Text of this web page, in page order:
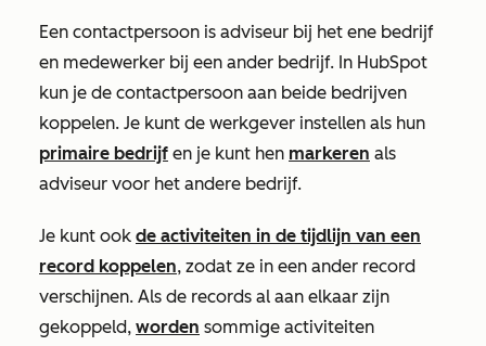
Een contactpersoon is adviseur bij het ene bedrijf
en medewerker bij een ander bedrijf. In HubSpot
kun je de contactpersoon aan beide bedrijven
koppelen. Je kunt de werkgever instellen als hun
primaire bedrijf en je kunt hen markeren als
adviseur voor het andere bedrijf.
Je kunt ook de activiteiten in de tijdlijn van een
record koppelen, zodat ze in een ander record
verschijnen. Als de records al aan elkaar zijn
gekoppeld, worden sommige activiteiten